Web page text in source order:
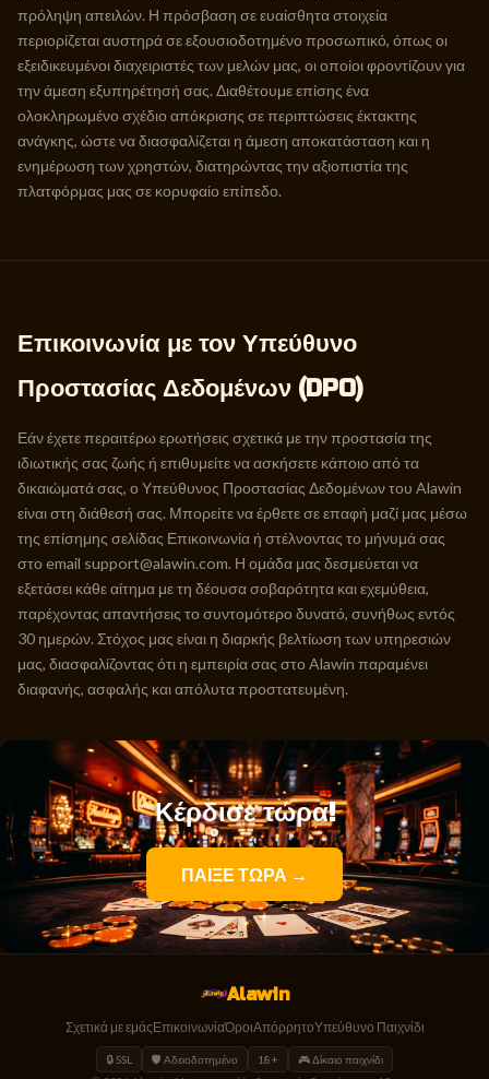
πρόληψη απειλών. Η πρόσβαση σε ευαίσθητα στοιχεία
περιορίζεται αυστηρά σε εξουσιοδοτημένο προσωπικό, όπως οι
εξειδικευμένοι διαχειριστές των μελών μας, οι οποίοι φροντίζουν για
την άμεση εξυπηρέτησή σας. Διαθέτουμε επίσης ένα
ολοκληρωμένο σχέδιο απόκρισης σε περιπτώσεις έκτακτης
ανάγκης, ώστε να διασφαλίζεται η άμεση αποκατάσταση και η
ενημέρωση των χρηστών, διατηρώντας την αξιοπιστία της
πλατφόρμας μας σε κορυφαίο επίπεδο.
Επικοινωνία με τον Υπεύθυνο
Προστασίας Δεδομένων (DPO)
Εάν έχετε περαιτέρω ερωτήσεις σχετικά με την προστασία της
ιδιωτικής σας ζωής ή επιθυμείτε να ασκήσετε κάποιο από τα
δικαιώματά σας, ο Υπεύθυνος Προστασίας Δεδομένων του Alawin
είναι στη διάθεσή σας. Μπορείτε να έρθετε σε επαφή μαζί μας μέσω
της επίσημης σελίδας Επικοινωνία ή στέλνοντας το μήνυμά σας
στο email support@alawin.com. Η ομάδα μας δεσμεύεται να
εξετάσει κάθε αίτημα με τη δέουσα σοβαρότητα και εχεμύθεια,
παρέχοντας απαντήσεις το συντομότερο δυνατό, συνήθως εντός
30 ημερών. Στόχος μας είναι η διαρκής βελτίωση των υπηρεσιών
μας, διασφαλίζοντας ότι η εμπειρία σας στο Alawin παραμένει
διαφανής, ασφαλής και απόλυτα προστατευμένη.
Κέρδισε τώρα!
ΠΑΙΞΕ ΤΩΡΑ →
Alawin
Σχετικά με εμάςΕπικοινωνίαΌροιΑπόρρητοΥπεύθυνο Παιχνίδι
🔒 SSL 🛡️ Αδειοδοτημένο 18+ 🎮 Δίκαιο παιχνίδι